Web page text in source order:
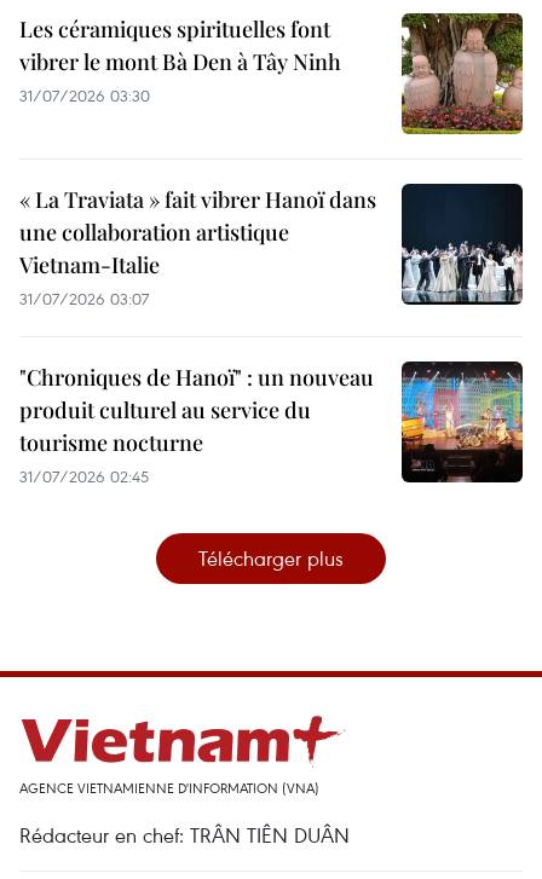
Les céramiques spirituelles font
vibrer le mont Bà Den à Tây Ninh
31/07/2026 03:30
« La Traviata » fait vibrer Hanoï dans
une collaboration artistique
Vietnam-Italie
31/07/2026 03:07
"Chroniques de Hanoï" : un nouveau
produit culturel au service du
tourisme nocturne
31/07/2026 02:45
Télécharger plus
AGENCE VIETNAMIENNE D'INFORMATION (VNA)
Rédacteur en chef: TRÂN TIÊN DUÂN